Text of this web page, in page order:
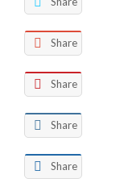
Share
Share
Share
Share